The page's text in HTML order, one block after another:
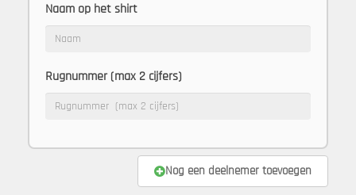
Naam op het shirt
Rugnummer (max 2 cijfers)
Nog een deelnemer toevoegen